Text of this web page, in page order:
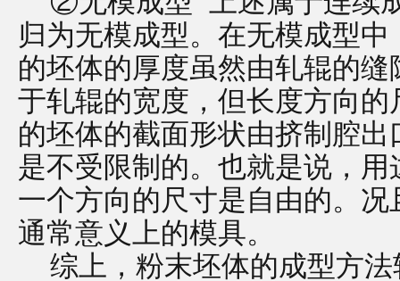
归为无模成型。在无模成型
的坯体的厚度虽然由轧辊的
于轧辊的宽度，但长度方向
的坯体的截面形状由挤制腔
是不受限制的。也就是说，
一个方向的尺寸是自由的。
通常意义上的模具。
综上，粉末坯体的成型方